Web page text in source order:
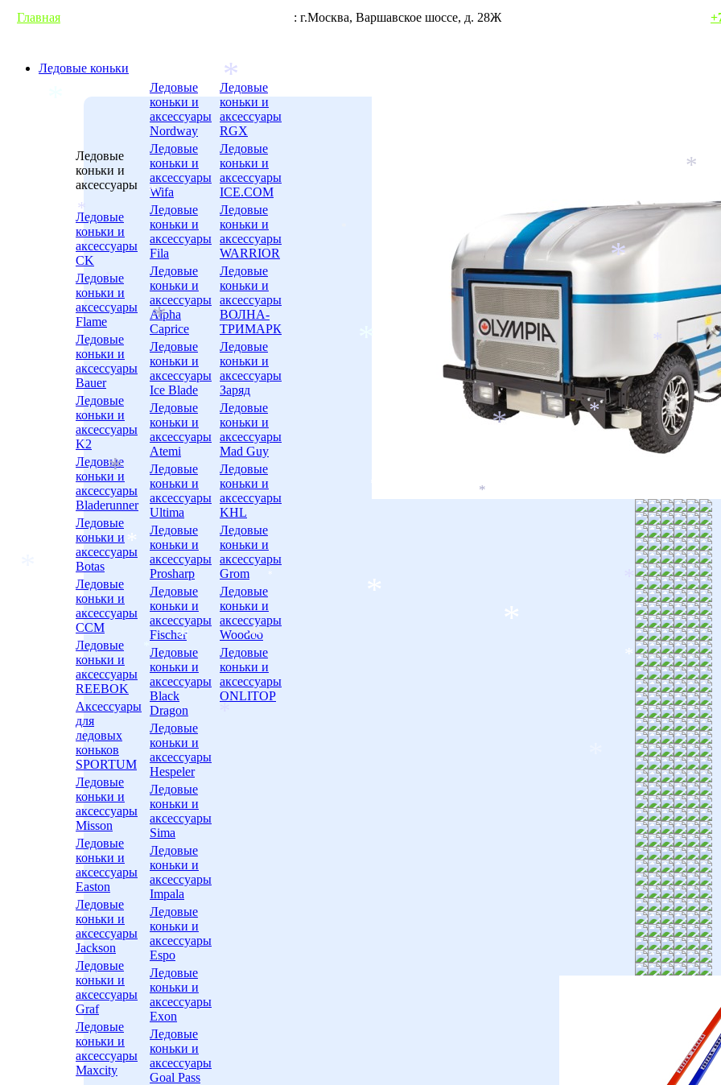
Главная : г.Москва, Варшавское шоссе, д. 28Ж
Ледовые коньки
Ледовые
коньки и
аксессуары
Ледовые
коньки и
аксессуары
CK
Ледовые
коньки и
аксессуары
Flame
Ледовые
коньки и
аксессуары
Bauer
Ледовые
коньки и
аксессуары
K2
Ледовые
коньки и
аксессуары
Bladerunner
Ледовые
коньки и
аксессуары
Botas
Ледовые
коньки и
аксессуары
CCM
Ледовые
коньки и
аксессуары
REEBOK
Аксессуары
для
ледовых
коньков
SPORTUM
Ледовые
коньки и
аксессуары
Misson
Ледовые
коньки и
аксессуары
Easton
Ледовые
коньки и
аксессуары
Jackson
Ледовые
коньки и
аксессуары
Graf
Ледовые
коньки и
аксессуары
Maxcity
Ледовые
коньки и
аксессуары
Nordway
Ледовые
коньки и
аксессуары
Wifa
Ледовые
коньки и
аксессуары
Fila
Ледовые
коньки и
аксессуары
Alpha
Caprice
Ледовые
коньки и
аксессуары
Ice Blade
Ледовые
коньки и
аксессуары
Atemi
Ледовые
коньки и
аксессуары
Ultima
Ледовые
коньки и
аксессуары
Prosharp
Ледовые
коньки и
аксессуары
Fischer
Ледовые
коньки и
аксессуары
Black
Dragon
Ледовые
коньки и
аксессуары
Hespeler
Ледовые
коньки и
аксессуары
Sima
Ледовые
коньки и
аксессуары
Impala
Ледовые
коньки и
аксессуары
Espo
Ледовые
коньки и
аксессуары
Exon
Ледовые
коньки и
аксессуары
Goal Pass
Ледовые
коньки и
аксессуары
RGX
Ледовые
коньки и
аксессуары
ICE.COM
Ледовые
коньки и
аксессуары
WARRIOR
Ледовые
коньки и
аксессуары
ВОЛНА-
ТРИМАРК
Ледовые
коньки и
аксессуары
Заряд
Ледовые
коньки и
аксессуары
Mad Guy
Ледовые
коньки и
аксессуары
KHL
Ледовые
коньки и
аксессуары
Grom
Ледовые
коньки и
аксессуары
Woodoo
Ледовые
коньки и
аксессуары
ONLITOP
*
*
*
*
*
*
*
*
*
*
*